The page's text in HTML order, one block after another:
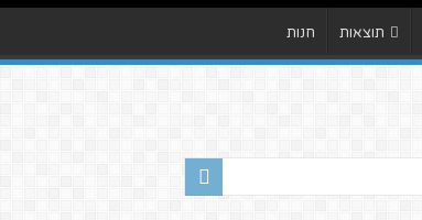
תוצאות חנות